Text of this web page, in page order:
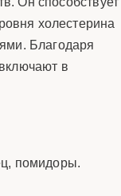
холестерина
Благодаря
в
помидоры.